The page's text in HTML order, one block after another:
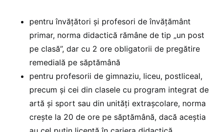
pentru învățători și profesori de învățământ
primar, norma didactică rămâne de tip „un post
pe clasă”, dar cu 2 ore obligatorii de pregătire
remedială pe săptămână
pentru profesorii de gimnaziu, liceu, postliceal,
precum și cei din clasele cu program integrat de
artă și sport sau din unități extrașcolare, norma
crește la 20 de ore pe săptămână, dacă aceștia